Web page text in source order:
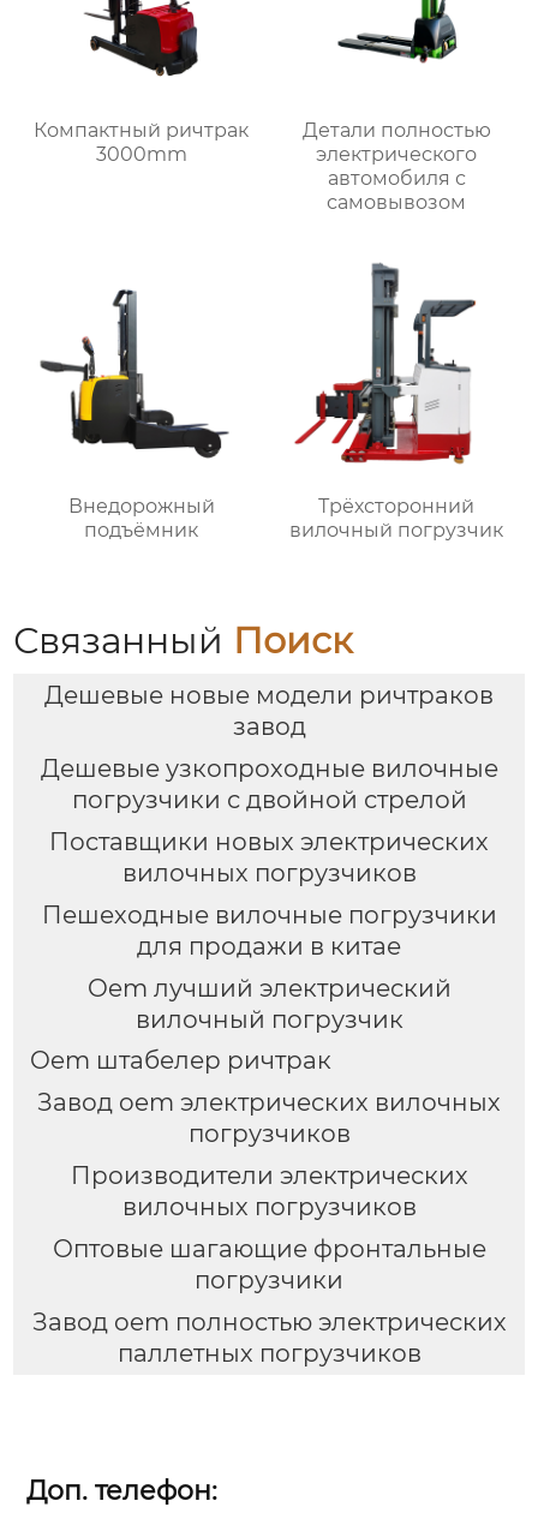
Компактный ричтрак
3000mm
Детали полностью
электрического
автомобиля с
самовывозом
Внедорожный
подъёмник
Трёхсторонний
вилочный погрузчик
Связанный Поиск
Дешевые новые модели ричтраков
завод
Дешевые узкопроходные вилочные
погрузчики с двойной стрелой
Поставщики новых электрических
вилочных погрузчиков
Пешеходные вилочные погрузчики
для продажи в китае
Oem лучший электрический
вилочный погрузчик
Oem штабелер ричтрак
Завод oem электрических вилочных
погрузчиков
Производители электрических
вилочных погрузчиков
Оптовые шагающие фронтальные
погрузчики
Завод oem полностью электрических
паллетных погрузчиков
Доп. телефон: